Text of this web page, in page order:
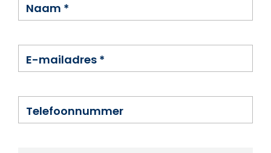
Naam *
E-mailadres *
Telefoonnummer